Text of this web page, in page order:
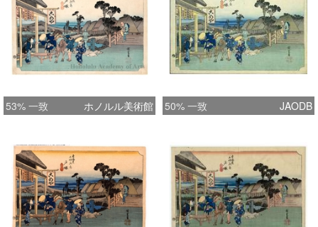
53% 一致 ホノルル美術館 50% 一致 JAODB